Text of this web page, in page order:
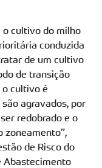
o cultivo do milho
conduzida
de um cultivo
de transição
cultivo é
agravados, por
redobrado e o
zoneamento”,
de Risco do
Abastecimento